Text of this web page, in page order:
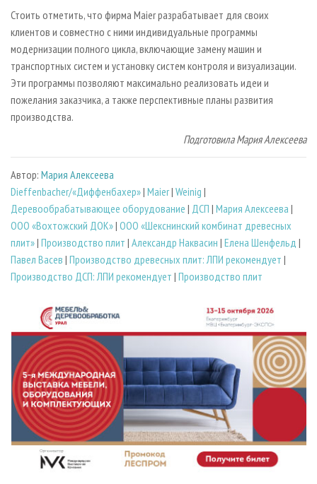
Стоить отметить, что фирма Maier разрабатывает для своих
клиентов и совместно с ними индивидуальные программы
модернизации полного цикла, включающие замену машин и
транспортных систем и установку систем контроля и визуализации.
Эти программы позволяют максимально реализовать идеи и
пожелания заказчика, а также перспективные планы развития
производства.
Подготовила Мария Алексеева
Автор: Мария Алексеева
Dieffenbacher/«Диффенбахер»| Maier| Weinig |
Деревообрабатывающее оборудование | ДСП | Мария Алексеева |
ООО «Вохтожский ДОК»| ООО «Шекснинский комбинат древесных
плит»| Производство плит | Александр Наквасин | Елена Шенфельд |
Павел Васев | Производство древесных плит: ЛПИ рекомендует |
Производство ДСП: ЛПИ рекомендует | Производство плит